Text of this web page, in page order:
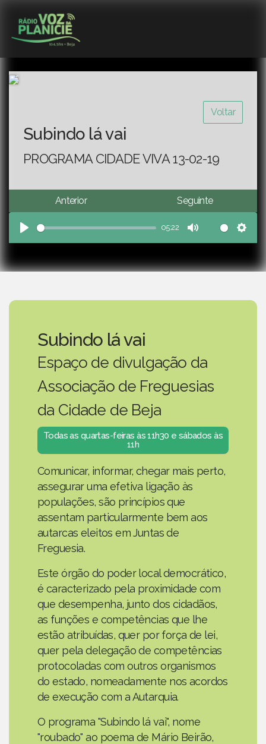
Voltar
Subindo lá vai
PROGRAMA CIDADE VIVA 13-02-19
Anterior Seguinte
Play
05:22
Mute
Subindo lá vai
Espaço de divulgação da
Associação de Freguesias
da Cidade de Beja
Todas as quartas-feiras às 11h30 e sábados às
11h
Comunicar, informar, chegar mais perto,
assegurar uma efetiva ligação às
populações, são princípios que
assentam particularmente bem aos
autarcas eleitos em Juntas de
Freguesia.
Este órgão do poder local democrático,
é caracterizado pela proximidade com
que desempenha, junto dos cidadãos,
as funções e competências que lhe
estão atribuídas, quer por força de lei,
quer pela delegação de competências
protocoladas com outros organismos
do estado, nomeadamente nos acordos
de execução com a Autarquia.
O programa "Subindo lá vai", nome
"roubado" ao poema de Mário Beirão,